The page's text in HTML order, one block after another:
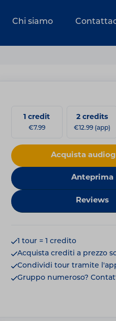
Chi siamo
1 credit
€7.99
2 credits
€12.99 (app)
Acquista
Anteprima
Reviews
1 tour = 1 credito
Acquista crediti a prezzo
Condividi tour tramite
Gruppo numeroso?